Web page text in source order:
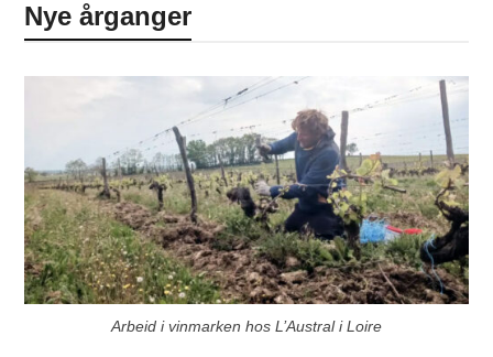
Nye årganger
Arbeid i vinmarken hos L’Austral i Loire